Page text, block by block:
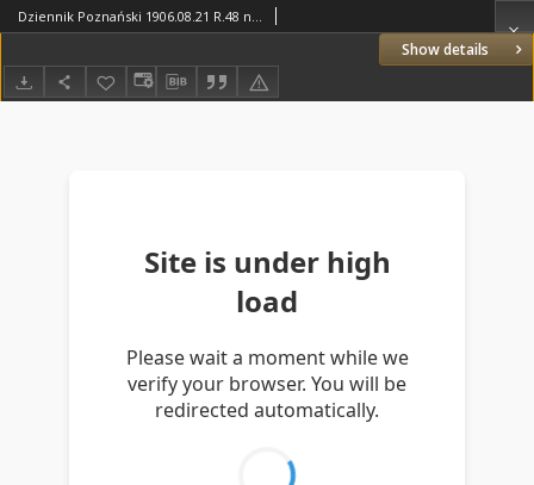
Show details
Dziennik Poznański 1906.08.21 R.48 nr189